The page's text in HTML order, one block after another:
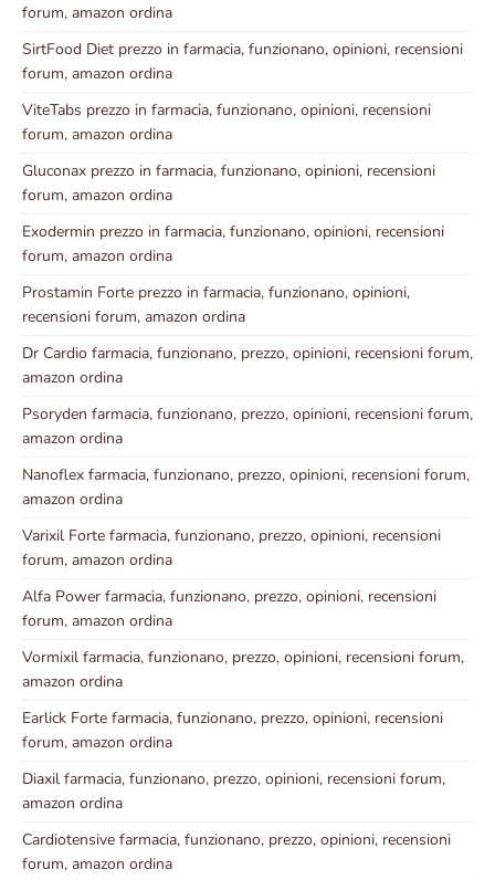
forum, amazon ordina
SirtFood Diet prezzo in farmacia, funzionano, opinioni, recensioni
forum, amazon ordina
ViteTabs prezzo in farmacia, funzionano, opinioni, recensioni
forum, amazon ordina
Gluconax prezzo in farmacia, funzionano, opinioni, recensioni
forum, amazon ordina
Exodermin prezzo in farmacia, funzionano, opinioni, recensioni
forum, amazon ordina
Prostamin Forte prezzo in farmacia, funzionano, opinioni,
recensioni forum, amazon ordina
Dr Cardio farmacia, funzionano, prezzo, opinioni, recensioni forum,
amazon ordina
Psoryden farmacia, funzionano, prezzo, opinioni, recensioni forum,
amazon ordina
Nanoflex farmacia, funzionano, prezzo, opinioni, recensioni forum,
amazon ordina
Varixil Forte farmacia, funzionano, prezzo, opinioni, recensioni
forum, amazon ordina
Alfa Power farmacia, funzionano, prezzo, opinioni, recensioni
forum, amazon ordina
Vormixil farmacia, funzionano, prezzo, opinioni, recensioni forum,
amazon ordina
Earlick Forte farmacia, funzionano, prezzo, opinioni, recensioni
forum, amazon ordina
Diaxil farmacia, funzionano, prezzo, opinioni, recensioni forum,
amazon ordina
Cardiotensive farmacia, funzionano, prezzo, opinioni, recensioni
forum, amazon ordina